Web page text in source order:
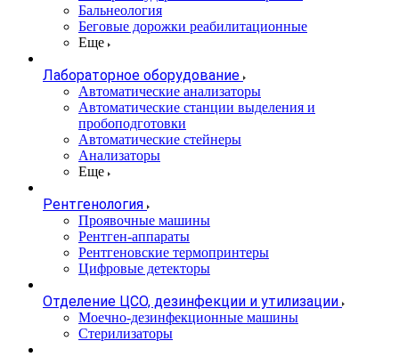
Бальнеология
Беговые дорожки реабилитационные
Еще
Лабораторное оборудование
Автоматические анализаторы
Автоматические станции выделения и
пробоподготовки
Автоматические стейнеры
Анализаторы
Еще
Рентгенология
Проявочные машины
Рентген-аппараты
Рентгеновские термопринтеры
Цифровые детекторы
Отделение ЦСО, дезинфекции и утилизации
Моечно-дезинфекционные машины
Стерилизаторы